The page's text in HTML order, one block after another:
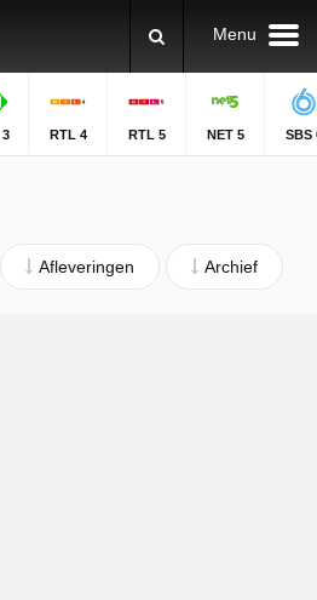
Menu
RTL 4 RTL 5 NET 5 SBS
Afleveringen Archief